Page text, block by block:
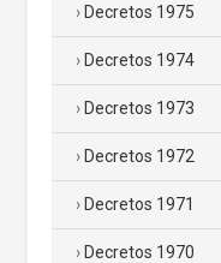
Decretos 1975
Decretos 1974
Decretos 1973
Decretos 1972
Decretos 1971
Decretos 1970